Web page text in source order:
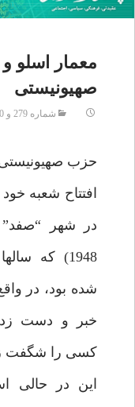
معمار اسلو
صهيونيستى‏
شماره 279 و 280 - اسفند 1383
افتتاح شعبه
در شهر
1948) كه
شده بود، در
خبر و دست
كسى را شگفت
اين در حالى